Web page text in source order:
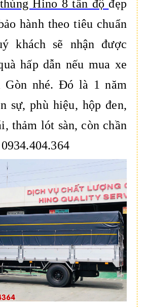
thùng Hino 8 tấn độđẹp
hành theo tiêu chuẩn
khách sẽ nhận được
hấp dẫn nếu mua xe
Gòn nhé. Đó là 1 năm
sự, phù hiệu, hộp đen,
thảm lót sàn, còn chần